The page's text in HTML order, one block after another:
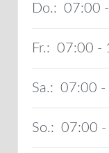
Do.: 07:00
Fr.: 07:00 -
Sa.: 07:00 -
So.: 07:00 -